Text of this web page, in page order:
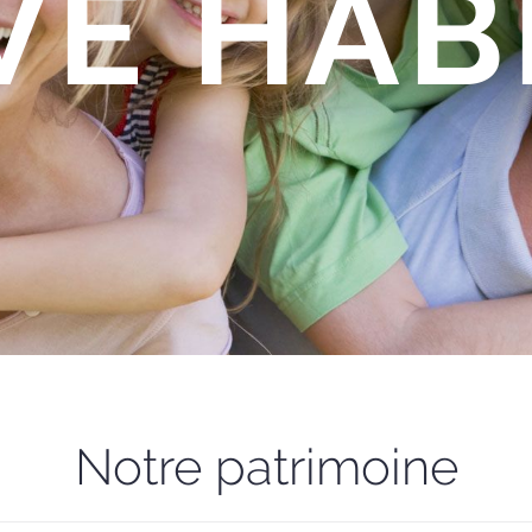
Notre patrimoine